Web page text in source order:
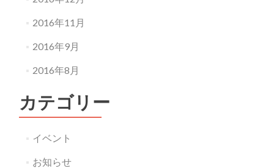
2016年11月
2016年9月
2016年8月
カテゴリー
イベント
お知らせ